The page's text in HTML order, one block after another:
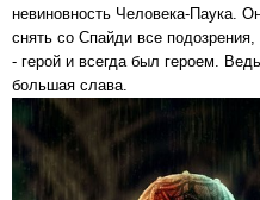
невиновность Человека-Паука.
снять со Спайди все
- герой и всегда был героем.
большая слава.